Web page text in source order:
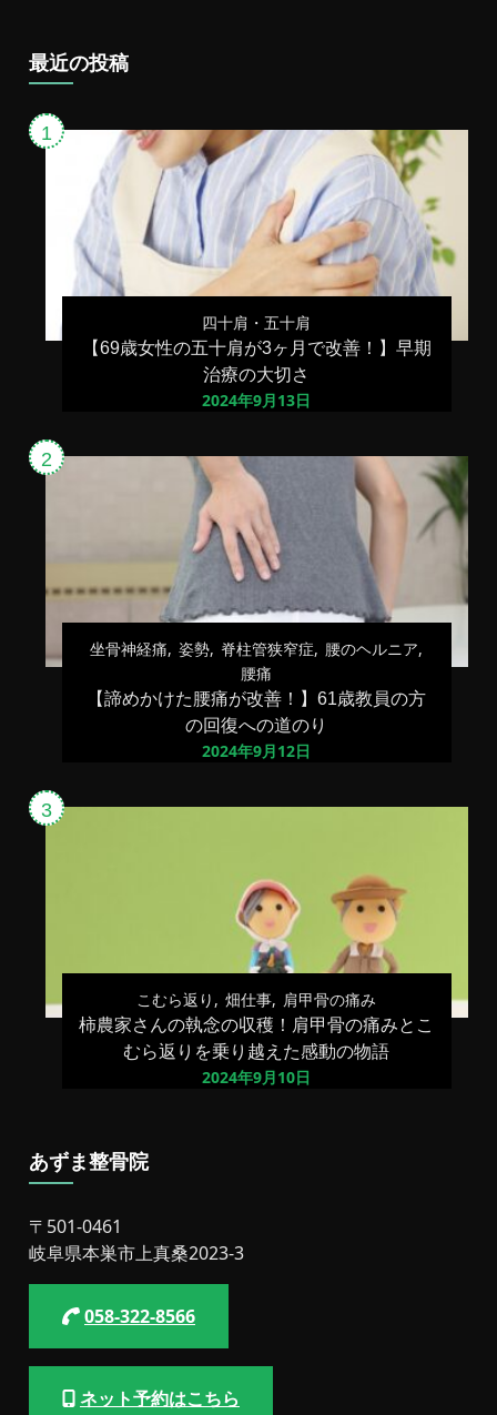
最近の投稿
四十肩・五十肩
【69歳女性の五十肩が3ヶ月で改善！】早期
治療の大切さ
2024年9月13日
坐骨神経痛 姿勢 脊柱管狭窄症
腰のヘルニア
腰痛
【諦めかけた腰痛が改善！】61歳教員の方
の回復への道のり
2024年9月12日
こむら返り 畑仕事 肩甲骨の痛み
柿農家さんの執念の収穫！肩甲骨の痛みとこ
むら返りを乗り越えた感動の物語
2024年9月10日
あずま整骨院
〒501-0461
岐阜県本巣市上真桑2023-3
058-322-8566
ネット予約はこちら